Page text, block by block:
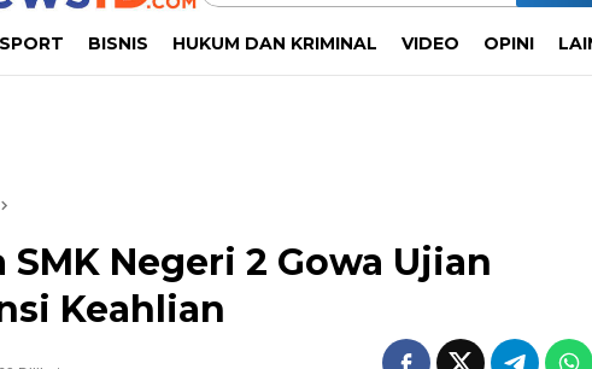
SPORT BISNIS HUKUM DAN KRIMINAL VIDEO OPINI
SMK Negeri 2 Gowa Ujian
Keahlian